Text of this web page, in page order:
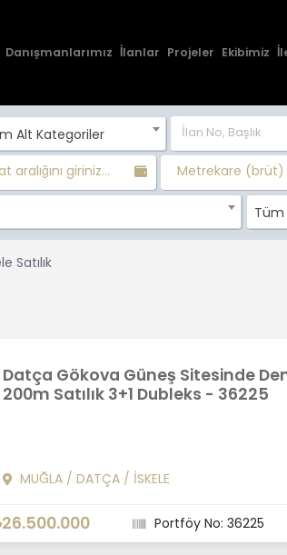
Danışmanlarımız İlanlar Projeler Ekibimiz
Alt Kategoriler
aralığını giriniz... Metrekare (brüt)
Tüm
Satılık
Datça Gökova Güneş Sitesinde
200m Satılık 3+1 Dubleks - 36225
MUĞLA/ DATÇA/ İSKELE
Portföy No: 36225